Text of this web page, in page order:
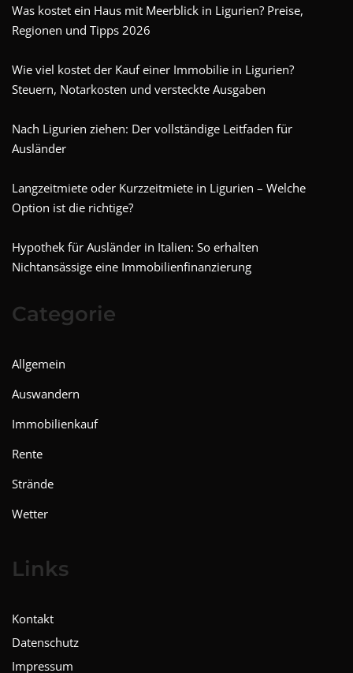
Was kostet ein Haus mit Meerblick in Ligurien? Preise,
Regionen und Tipps 2026
Wie viel kostet der Kauf einer Immobilie in Ligurien?
Steuern, Notarkosten und versteckte Ausgaben
Nach Ligurien ziehen: Der vollständige Leitfaden für
Ausländer
Langzeitmiete oder Kurzzeitmiete in Ligurien – Welche
Option ist die richtige?
Hypothek für Ausländer in Italien: So erhalten
Nichtansässige eine Immobilienfinanzierung
Categorie
Allgemein
Auswandern
Immobilienkauf
Rente
Strände
Wetter
Links
Kontakt
Datenschutz
Impressum